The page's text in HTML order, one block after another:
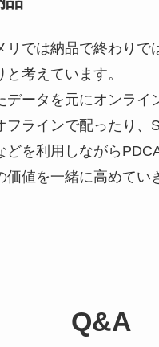
リでは納品で終わりで
と考えています。
データを元にオンライ
フラインで配ったり、
どを利用しながら
価値を一緒に高めてい
Q&A